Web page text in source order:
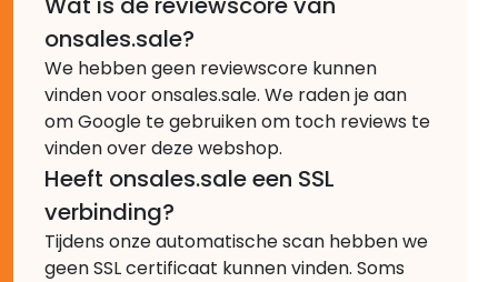
onsales.sale?
We hebben geen reviewscore kunnen
vinden voor onsales.sale. We raden je aan
om Google te gebruiken om toch reviews te
vinden over deze webshop.
Heeft onsales.sale een SSL
verbinding?
Tijdens onze automatische scan hebben we
geen SSL certificaat kunnen vinden. Soms